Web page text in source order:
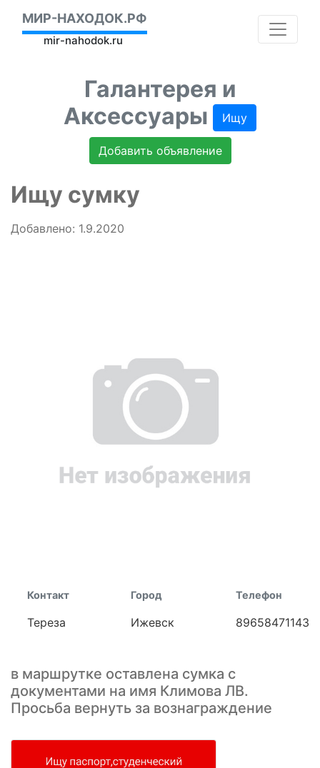
МИР-НАХОДОК.РФ
mir-nahodok.ru
Галантерея и
Аксессуары
Ищу
Добавить объявление
Ищу сумку
Добавлено: 1.9.2020
Контакт
Тереза
Город
Ижевск
Телефон
89658471143
в маршрутке оставлена сумка с
документами на имя Климова ЛВ.
Просьба вернуть за вознаграждение